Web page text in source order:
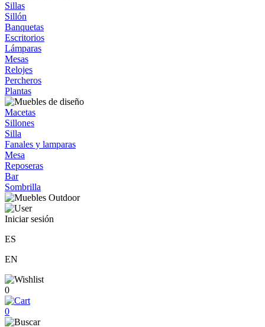
Sillas
Sillón
Banquetas
Escritorios
Lámparas
Mesas
Relojes
Percheros
Plantas
Macetas
Sillones
Silla
Fanales y lamparas
Mesa
Reposeras
Bar
Sombrilla
Iniciar sesión
ES
EN
0
0